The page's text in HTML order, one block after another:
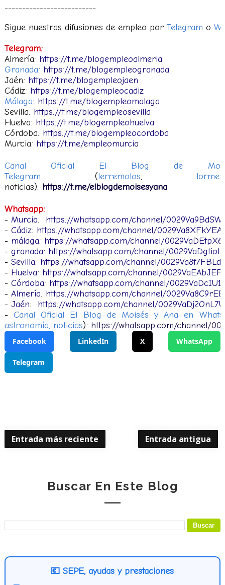
--------------------------
Sigue nuestras difusiones de empleo por Telegram o
Telegram:
Almería: https://t.me/blogempleoalmeria
Granada: https://t.me/blogempleogranada
Jaén: https://t.me/blogempleojaen
Cádiz: https://t.me/blogempleocadiz
Málaga: https://t.me/blogempleomalaga
Sevilla: https://t.me/blogempleosevilla
Huelva: https://t.me/blogempleohuelva
Córdoba: https://t.me/blogempleocordoba
Murcia: https://t.me/empleomurcia
Canal Oficial El Blog de
Telegram (terremotos,
noticias): https://t.me/elblogdemoisesyana
Whatsapp:
- Murcia:
https://whatsapp.com/channel/
- Cádiz: https://whatsapp.com/channel/
- málaga: https://whatsapp.com/channel/
- granada: https://whatsapp.com/channel/
- Sevilla: https://whatsapp.com/channel/
- Huelva: https://whatsapp.com/channel/
- Córdoba: https://whatsapp.com/channel/
- Almería: https://whatsapp.com/channel/
- Jaén:
https://whatsapp.com/channel/
-Canal Oficial El Blog de Moisés y Ana en
astronomía, noticias): https://whatsapp.com/channel/
Facebook LinkedIn X WhatsApp
Telegram
Entrada más reciente Entrada antigua
Buscar En Este Blog
💶 SEPE, ayudas y prestaciones